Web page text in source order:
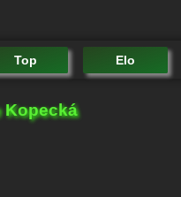
Top Elo
Kopecká